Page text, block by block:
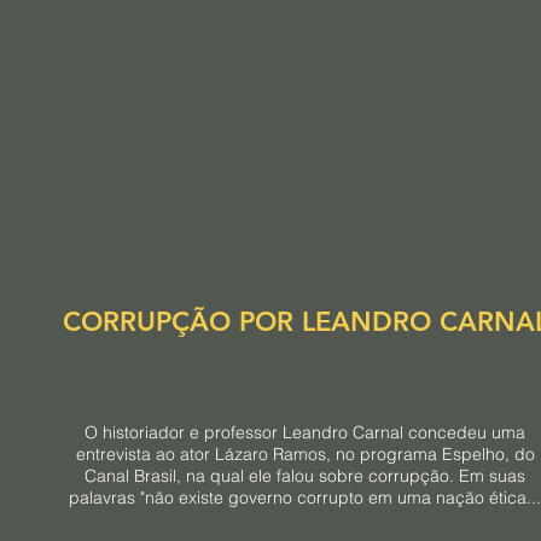
CORRUPÇÃO POR LEANDRO
O historiador e professor Leandro Carnal concedeu uma
entrevista ao ator Lázaro Ramos, no programa Espelho, do
Canal Brasil, na qual ele falou sobre corrupção. Em suas
palavras "não existe governo corrupto em uma nação ética...